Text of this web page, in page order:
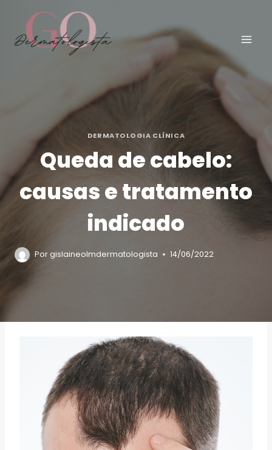
DERMATOLOGIA CLÍNICA
Queda de cabelo:
causas e tratamento
indicado
Porgislaineolmdermatologista 14/06/2022